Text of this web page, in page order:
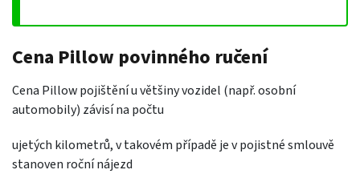
Cena Pillow povinného ručení
Cena Pillow pojištění u většiny vozidel (např. osobní
automobily) závisí na počtu
ujetých kilometrů, v takovém případě je v pojistné smlouvě
stanoven roční nájezd